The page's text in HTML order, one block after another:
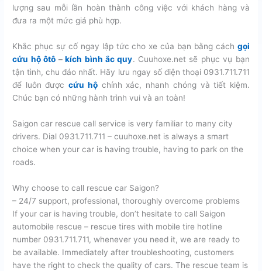
lượng sau mỗi lần hoàn thành công việc với khách hàng và
đưa ra một mức giá phù hợp.
Khắc phục sự cố ngay lập tức cho xe của bạn bằng cách gọi
cứu hộ ôtô –kích bình ắc quy. Cuuhoxe.net sẽ phục vụ bạn
tận tình, chu đáo nhất. Hãy lưu ngay số điện thoại 0931.711.711
để luôn đượccứu hộchính xác, nhanh chóng và tiết kiệm.
Chúc bạn có những hành trình vui và an toàn!
Saigon car rescue call service is very familiar to many city
drivers. Dial 0931.711.711 – cuuhoxe.net is always a smart
choice when your car is having trouble, having to park on the
roads.
Why choose to call rescue car Saigon?
– 24/7 support, professional, thoroughly overcome problems
If your car is having trouble, don’t hesitate to call Saigon
automobile rescue – rescue tires with mobile tire hotline
number 0931.711.711, whenever you need it, we are ready to
be available. Immediately after troubleshooting, customers
have the right to check the quality of cars. The rescue team is